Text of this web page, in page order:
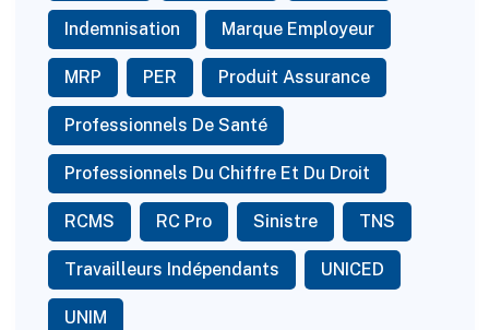
Indemnisation Marque Employeur
MRP PER Produit Assurance
Professionnels De Santé
Professionnels Du Chiffre Et Du Droit
RCMS RC Pro Sinistre TNS
Travailleurs Indépendants UNICED
UNIM